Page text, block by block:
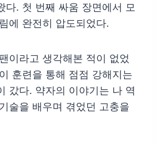
다. 첫 번째 싸움 장면에서 모
에 완전히 압도되었다.
이라고 생각해본 적이 없었
훈련을 통해 점점 강해지는
갔다. 약자의 이야기는 나 역
술을 배우며 겪었던 고충을